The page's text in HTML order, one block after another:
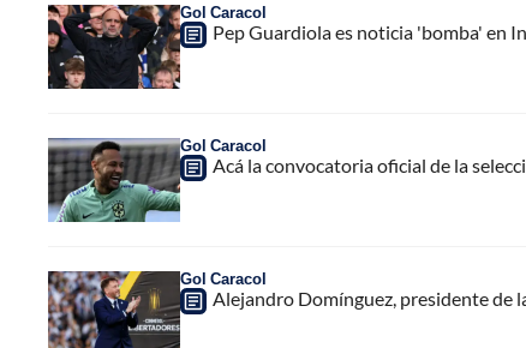
Gol Caracol
Pep Guardiola es noticia 'bomba' en
Gol Caracol
Acá la convocatoria oficial de la
Gol Caracol
Alejandro Domínguez, presidente de